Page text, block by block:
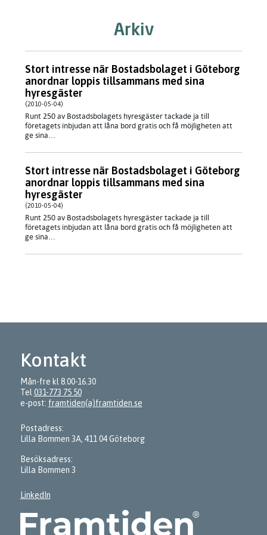
Arkiv
Stort intresse när Bostadsbolaget i Göteborg
anordnar loppis tillsammans med sina
hyresgäster
(2010-05-04)
Runt 250 av Bostadsbolagets hyresgäster tackade ja till
företagets inbjudan att låna bord gratis och få möjligheten att
ge sina...
Stort intresse när Bostadsbolaget i Göteborg
anordnar loppis tillsammans med sina
hyresgäster
(2010-05-04)
Runt 250 av Bostadsbolagets hyresgäster tackade ja till
företagets inbjudan att låna bord gratis och få möjligheten att
ge sina...
Kontakt
Mån-fre kl 8.00-16.30
Tel 031-773 75 50
e-post: framtiden(a)framtiden.se
Postadress:
Lilla Bommen 3A, 411 04 Göteborg
Besöksadress:
Lilla Bommen 3
LinkedIn